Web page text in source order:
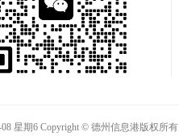
星期6 Copyright © 德州信息港版权所有